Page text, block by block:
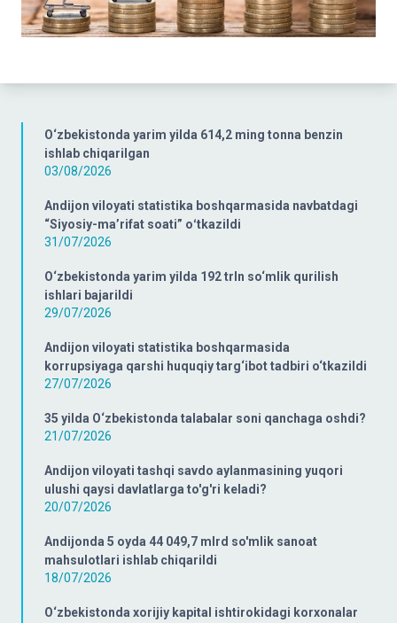
O‘zbekistonda yarim yilda 614,2 ming tonna benzin
ishlab chiqarilgan
03/08/2026
Andijon viloyati statistika boshqarmasida navbatdagi
“Siyosiy-ma’rifat soati” oʻtkazildi
31/07/2026
O‘zbekistonda yarim yilda 192 trln so‘mlik qurilish
ishlari bajarildi
29/07/2026
Andijon viloyati statistika boshqarmasida
korrupsiyaga qarshi huquqiy targ‘ibot tadbiri o‘tkazildi
27/07/2026
35 yilda O‘zbekistonda talabalar soni qanchaga oshdi?
21/07/2026
Andijon viloyati tashqi savdo aylanmasining yuqori
ulushi qaysi davlatlarga to'g'ri keladi?
20/07/2026
Andijonda 5 oyda 44 049,7 mlrd so'mlik sanoat
mahsulotlari ishlab chiqarildi
18/07/2026
O‘zbekistonda xorijiy kapital ishtirokidagi korxonalar